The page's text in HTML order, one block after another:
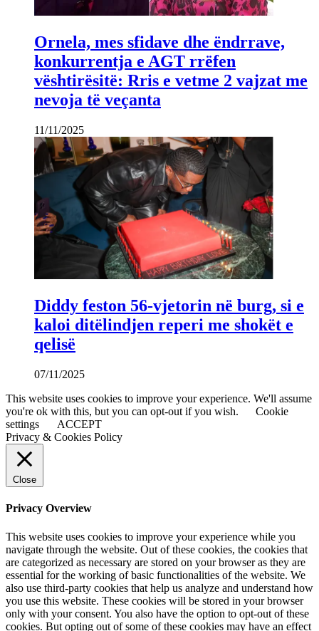
Ornela, mes sfidave dhe ëndrrave,
konkurrentja e AGT rrëfen
vështirësitë: Rris e vetme 2 vajzat me
nevoja të veçanta
11/11/2025
Diddy feston 56-vjetorin në burg, si e
kaloi ditëlindjen reperi me shokët e
qelisë
07/11/2025
This website uses cookies to improve your experience. We'll assume
you're ok with this, but you can opt-out if you wish.
Cookie
settings
ACCEPT
Privacy & Cookies Policy
Close
Privacy Overview
This website uses cookies to improve your experience while you
navigate through the website. Out of these cookies, the cookies that
are categorized as necessary are stored on your browser as they are
essential for the working of basic functionalities of the website. We
also use third-party cookies that help us analyze and understand how
you use this website. These cookies will be stored in your browser
only with your consent. You also have the option to opt-out of these
cookies. But opting out of some of these cookies may have an effect